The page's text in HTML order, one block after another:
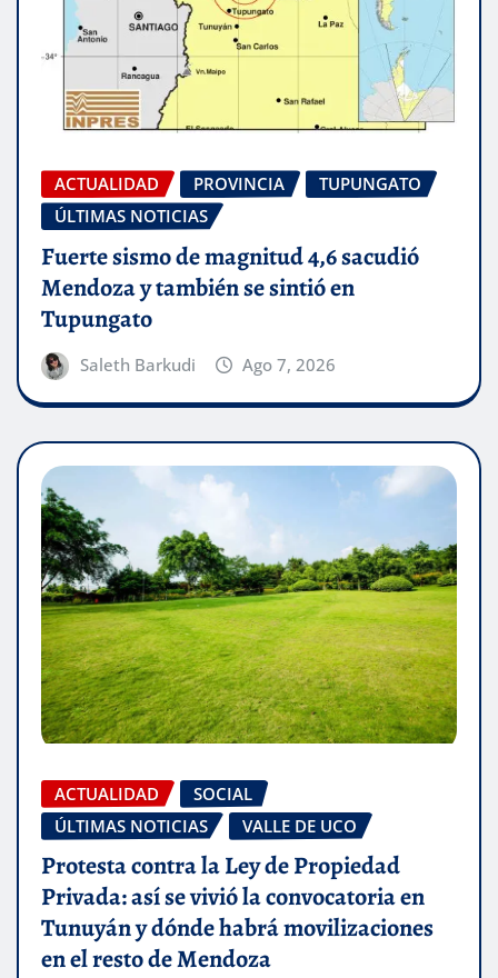
ACTUALIDAD PROVINCIA
TUPUNGATO
ÚLTIMAS NOTICIAS
Fuerte sismo de magnitud 4,6 sacudió
Mendoza y también se sintió en
Tupungato
Saleth Barkudi Ago 7, 2026
ACTUALIDAD
SOCIAL
ÚLTIMAS NOTICIAS
VALLE DE UCO
Protesta contra la Ley de Propiedad
Privada: así se vivió la convocatoria en
Tunuyán y dónde habrá movilizaciones
en el resto de Mendoza